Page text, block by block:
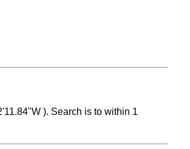
). Search is to within 1